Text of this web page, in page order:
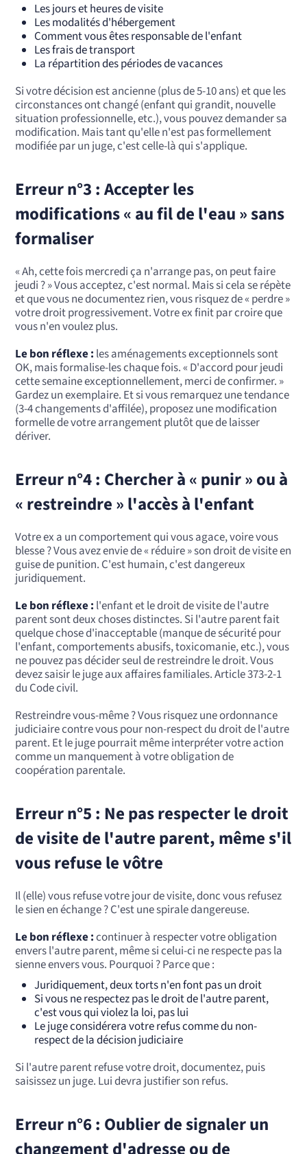
Les jours et heures de visite
Les modalités d'hébergement
Comment vous êtes responsable de l'enfant
Les frais de transport
La répartition des périodes de vacances
Si votre décision est ancienne (plus de 5-10 ans) et que les
circonstances ont changé (enfant qui grandit, nouvelle
situation professionnelle, etc.), vous pouvez demander sa
modification. Mais tant qu'elle n'est pas formellement
modifiée par un juge, c'est celle-là qui s'applique.
Erreur n°3 : Accepter les
modifications « au fil de l'eau » sans
formaliser
« Ah, cette fois mercredi ça n'arrange pas, on peut faire
jeudi ? » Vous acceptez, c'est normal. Mais si cela se répète
et que vous ne documentez rien, vous risquez de « perdre »
votre droit progressivement. Votre ex finit par croire que
vous n'en voulez plus.
Le bon réflexe : les aménagements exceptionnels sont
OK, mais formalise-les chaque fois. « D'accord pour jeudi
cette semaine exceptionnellement, merci de confirmer. »
Gardez un exemplaire. Et si vous remarquez une tendance
(3-4 changements d'affilée), proposez une modification
formelle de votre arrangement plutôt que de laisser
dériver.
Erreur n°4 : Chercher à « punir » ou à
« restreindre » l'accès à l'enfant
Votre ex a un comportement qui vous agace, voire vous
blesse ? Vous avez envie de « réduire » son droit de visite en
guise de punition. C'est humain, c'est dangereux
juridiquement.
Le bon réflexe : l'enfant et le droit de visite de l'autre
parent sont deux choses distinctes. Si l'autre parent fait
quelque chose d'inacceptable (manque de sécurité pour
l'enfant, comportements abusifs, toxicomanie, etc.), vous
ne pouvez pas décider seul de restreindre le droit. Vous
devez saisir le juge aux affaires familiales. Article 373-2-1
du Code civil.
Restreindre vous-même ? Vous risquez une ordonnance
judiciaire contre vous pour non-respect du droit de l'autre
parent. Et le juge pourrait même interpréter votre action
comme un manquement à votre obligation de
coopération parentale.
Erreur n°5 : Ne pas respecter le droit
de visite de l'autre parent, même s'il
vous refuse le vôtre
Il (elle) vous refuse votre jour de visite, donc vous refusez
le sien en échange ? C'est une spirale dangereuse.
Le bon réflexe :continuer à respecter votre obligation
envers l'autre parent, même si celui-ci ne respecte pas la
sienne envers vous. Pourquoi ? Parce que :
Juridiquement, deux torts n'en font pas un droit
Si vous ne respectez pas le droit de l'autre parent,
c'est vous qui violez la loi, pas lui
Le juge considérera votre refus comme du non-
respect de la décision judiciaire
Si l'autre parent refuse votre droit, documentez, puis
saisissez un juge. Lui devra justifier son refus.
Erreur n°6 : Oublier de signaler un